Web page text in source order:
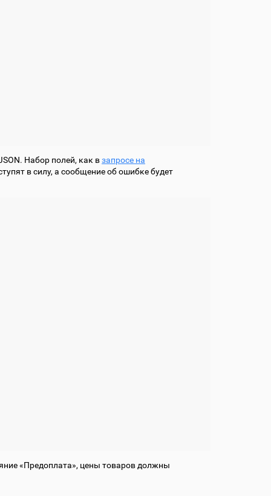
Набор полей, как взапросе на
в силу, а сообщение об ошибке будет
«Предоплата», цены товаров должны